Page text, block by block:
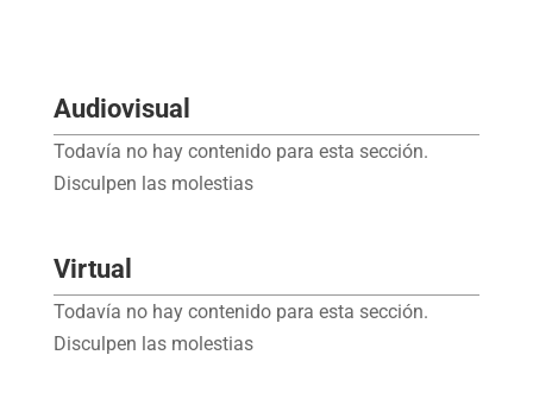
Audiovisual
Todavía no hay contenido para esta sección.
Disculpen las molestias
Virtual
Todavía no hay contenido para esta sección.
Disculpen las molestias